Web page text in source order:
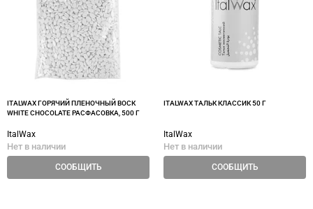
ITALWAX ГОРЯЧИЙ ПЛЕНОЧНЫЙ ВОСК
WHITE CHOCOLATE РАСФАСОВКА, 500 Г
ItalWax
Нет в наличии
СООБЩИТЬ
ITALWAX ТАЛЬК КЛАССИК 50 Г
ItalWax
Нет в наличии
СООБЩИТЬ